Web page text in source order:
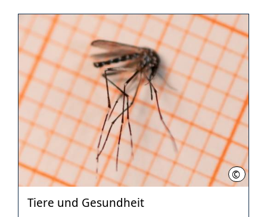
©
Tiere und Gesundheit